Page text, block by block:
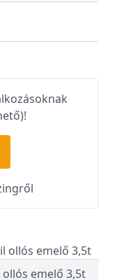
emelő 3,5t